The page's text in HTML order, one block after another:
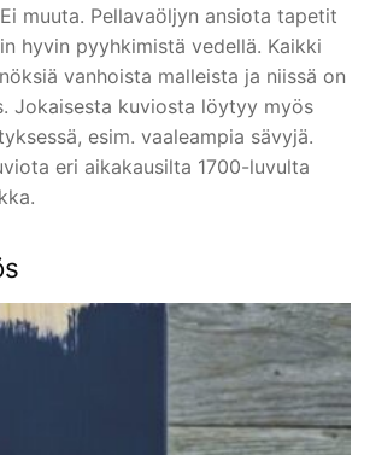
muuta. Pellavaöljyn ansiota tapetit
hyvin pyyhkimistä vedellä. Kaikki
vanhoista malleista ja niissä on
Jokaisesta kuviosta löytyy myös
esim. vaaleampia sävyjä.
eri aikakausilta 1700-luvulta